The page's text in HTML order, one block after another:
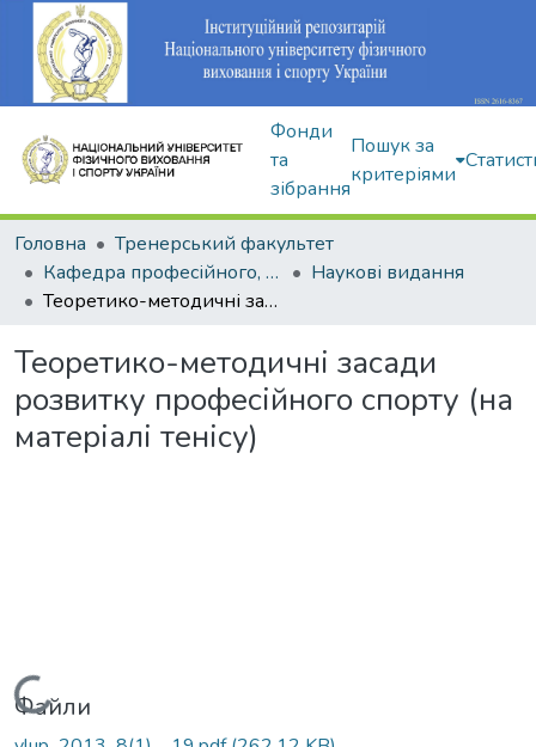
Фонди
та
зібрання
Пошук за
критеріями
Головна
Тренерський факультет
Кафедра професійного, неолімпійського та адаптивного спорту
Наукові видання
Теоретико-методичні засади розвитку професійного спорту (на матеріалі тенісу)
Теоретико-методичні засади
розвитку професійного спорту (на
матеріалі тенісу)
Файли